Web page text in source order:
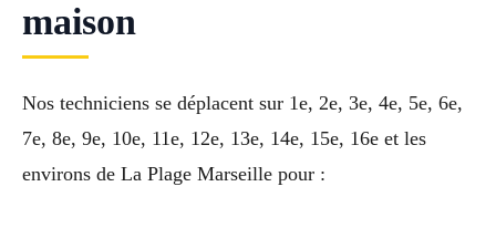
maison
Nos techniciens se déplacent sur 1e, 2e, 3e, 4e, 5e, 6e,
7e, 8e, 9e, 10e, 11e, 12e, 13e, 14e, 15e, 16e et les
environs de La Plage Marseille pour :